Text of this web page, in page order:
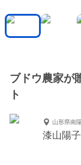
ブドウ農家が
ト
山形県南
漆山陽